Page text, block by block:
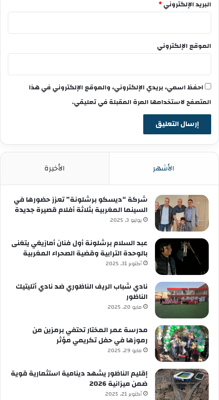
ح
م
ا
ل
س
د
س
ت
ن
ا
البريد الإلكتروني*
الموقع الإلكتروني
احفظ اسمي، بريدي الإلكتروني، والموقع الإلكتروني في هذا
المتصفح لاستخدامها المرة المقبلة في تعليقي.
الأشهر الأخيرة
شركة “ديسكو برشلونة” تعزز حضورها في
السينما المغربية بثلاثة أفلام قصيرة جديدة
يوليو 3, 2025
عبد السلام برشلونة أول فنان أمازيغي يتغنى
بالوحدة الترابية وقضية الصحراء المغربية
أكتوبر 31, 2025
نادي شباب الريف الناظوري ضد نادي أتليتيك
الناظور
مايو 20, 2025
مدرسة عمر المختار تحتفي برمزين من
رموزها في حفل تكريمي مؤثر
مايو 29, 2025
إقليم الناظور يشهد دينامية استثمارية قوية
ضمن ميزانية 2026
أكتوبر 21, 2025